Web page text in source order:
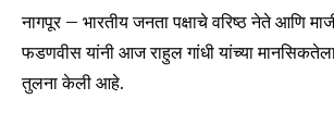
नागपूर – भारतीय जनता पक्षाचे वरिष्ठ नेते आणि
फडणवीस यांनी आज राहुल गांधी यांच्या मानसिकतेला
तुलना केली आहे.